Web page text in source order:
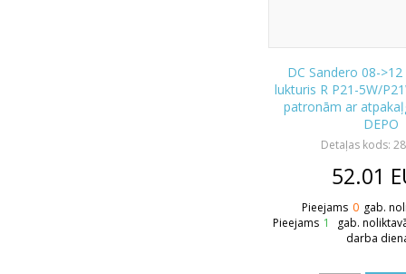
DC Sandero 08-
lukturis R P21-5W/
patronām ar
DEPO
Detaļas kods:
52.01
Pieejams 0 gab.
Pieejams 1
gab.
darba